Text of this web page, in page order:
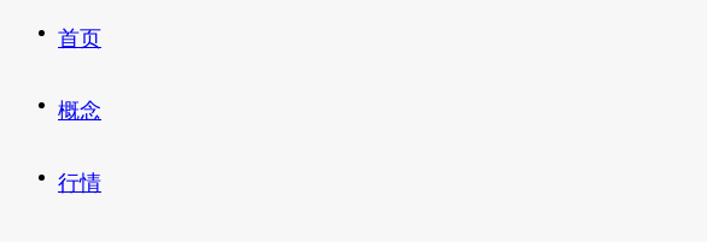
首页
概念
行情